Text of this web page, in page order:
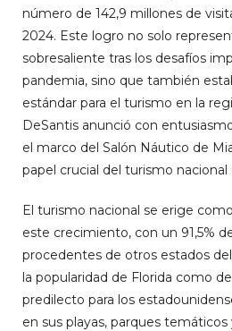
número de 142,9 millones de
2024. Este logro no solo
sobresaliente tras los desafíos
pandemia, sino que también
estándar para el turismo en la
DeSantis anunció con
el marco del Salón Náutico de
papel crucial del turismo
El turismo nacional se erige
este crecimiento, con un 91,5%
procedentes de otros estados
la popularidad de Florida como
predilecto para los
en sus playas, parques